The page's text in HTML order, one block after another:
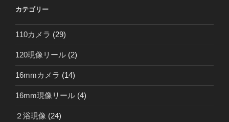
カテゴリー
110カメラ (29)
120現像リール (2)
16mmカメラ (14)
16mm現像リール (4)
２浴現像 (24)